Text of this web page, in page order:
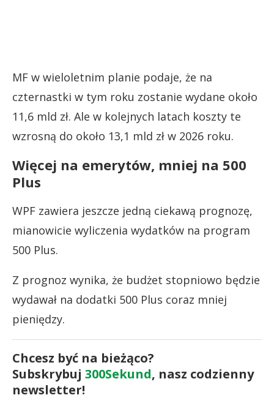
MF w wieloletnim planie podaje, że na
czternastki w tym roku zostanie wydane około
11,6 mld zł. Ale w kolejnych latach koszty te
wzrosną do około 13,1 mld zł w 2026 roku.
Więcej na emerytów, mniej na 500
Plus
WPF zawiera jeszcze jedną ciekawą prognozę,
mianowicie wyliczenia wydatków na program
500 Plus.
Z prognoz wynika, że budżet stopniowo będzie
wydawał na dodatki 500 Plus coraz mniej
pieniędzy.
Chcesz być na bieżąco?
Subskrybuj 300Sekund, nasz codzienny
newsletter!